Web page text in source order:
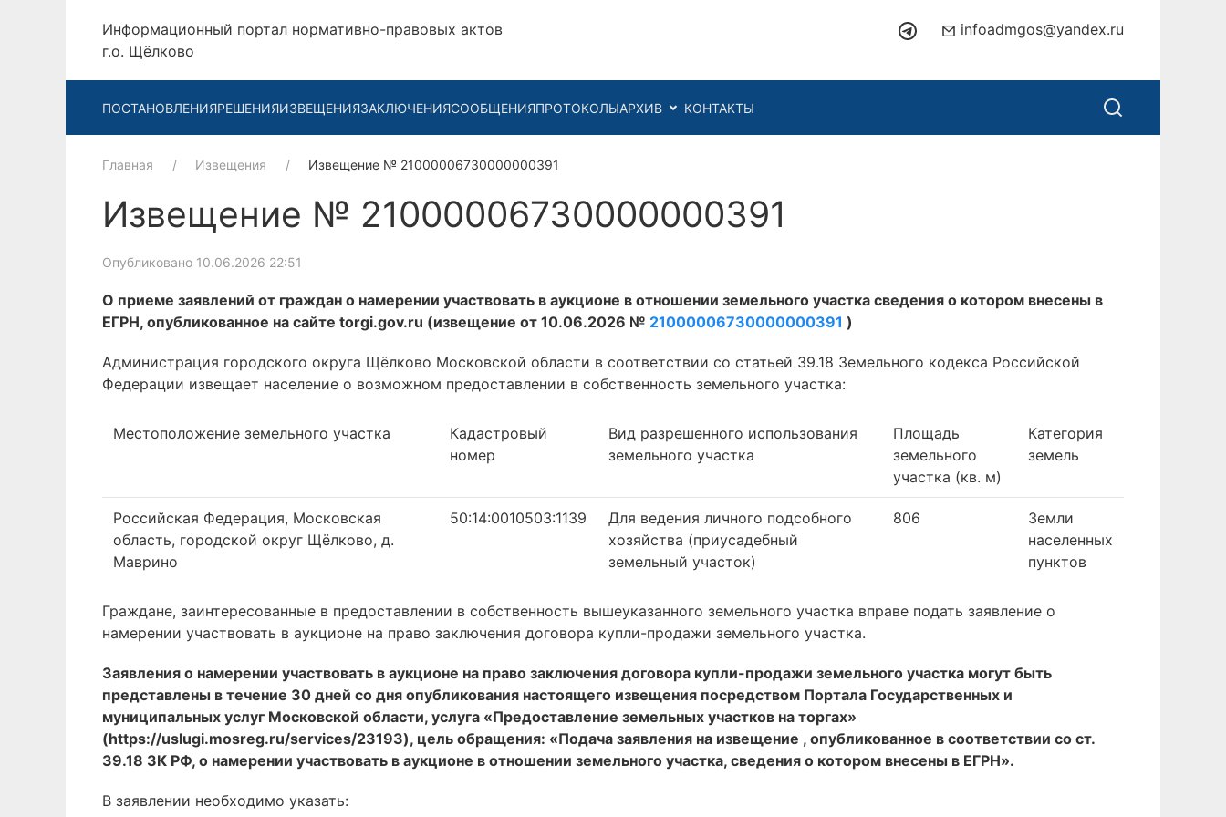
Информационный портал нормативно-правовых актов
г.о. Щёлково
infoadmgos@yandex.ru
ПОСТАНОВЛЕНИЯРЕШЕНИЯИЗВЕЩЕНИЯЗАКЛЮЧЕНИЯСООБЩЕНИЯПРОТОКОЛЫАРХИВ КОНТАКТЫ
Главная Извещения Извещение № 21000006730000000391
Извещение № 21000006730000000391
Опубликовано 10.06.2026 22:51
О приеме заявлений от граждан о намерении участвовать в аукционе в отношении земельного участка сведения о котором внесены в
ЕГРН, опубликованное на сайте torgi.gov.ru (извещение от 10.06.2026 № 21000006730000000391 )
Администрация городского округа Щёлково Московской области в соответствии со статьей 39.18 Земельного кодекса Российской
Федерации извещает население о возможном предоставлении в собственность земельного участка:
Местоположение земельного участка
Кадастровый
номер
Вид разрешенного использования
земельного участка
Площадь
земельного
участка (кв. м)
Категория
земель
Российская Федерация, Московская
область, городской округ Щёлково, д.
Маврино
50:14:0010503:1139
Для ведения личного подсобного
хозяйства (приусадебный
земельный участок)
806
Земли
населенных
пунктов
Граждане, заинтересованные в предоставлении в собственность вышеуказанного земельного участка вправе подать заявление о
намерении участвовать в аукционе на право заключения договора купли-продажи земельного участка.
Заявления о намерении участвовать в аукционе на право заключения договора купли-продажи земельного участка могут быть
представлены в течение 30 дней со дня опубликования настоящего извещения посредством Портала Государственных и
муниципальных услуг Московской области, услуга «Предоставление земельных участков на торгах»
(https://uslugi.mosreg.ru/services/23193), цель обращения: «Подача заявления на извещение , опубликованное в соответствии со ст.
39.18 ЗК РФ, о намерении участвовать в аукционе в отношении земельного участка, сведения о котором внесены в ЕГРН».
В заявлении необходимо указать: